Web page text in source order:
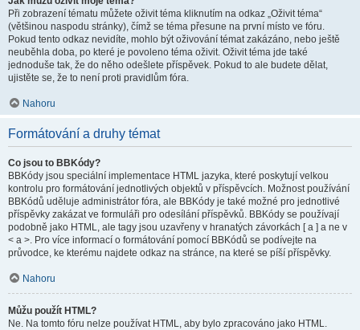
Při zobrazení tématu můžete oživit téma kliknutím na odkaz „Oživit téma“
(většinou naspodu stránky), čímž se téma přesune na první místo ve fóru.
Pokud tento odkaz nevidíte, mohlo být oživování témat zakázáno, nebo ještě
neuběhla doba, po které je povoleno téma oživit. Oživit téma jde také
jednoduše tak, že do něho odešlete příspěvek. Pokud to ale budete dělat,
ujistěte se, že to není proti pravidlům fóra.
Nahoru
Formátování a druhy témat
Co jsou to BBKódy?
BBKódy jsou speciální implementace HTML jazyka, které poskytují velkou
kontrolu pro formátování jednotlivých objektů v příspěvcích. Možnost používání
BBKódů uděluje administrátor fóra, ale BBKódy je také možné pro jednotlivé
příspěvky zakázat ve formuláři pro odesílání příspěvků. BBKódy se používají
podobně jako HTML, ale tagy jsou uzavřeny v hranatých závorkách [ a ] a ne v
< a >. Pro více informací o formátování pomocí BBKódů se podívejte na
průvodce, ke kterému najdete odkaz na stránce, na které se píší příspěvky.
Nahoru
Můžu použít HTML?
Ne. Na tomto fóru nelze používat HTML, aby bylo zpracováno jako HTML.